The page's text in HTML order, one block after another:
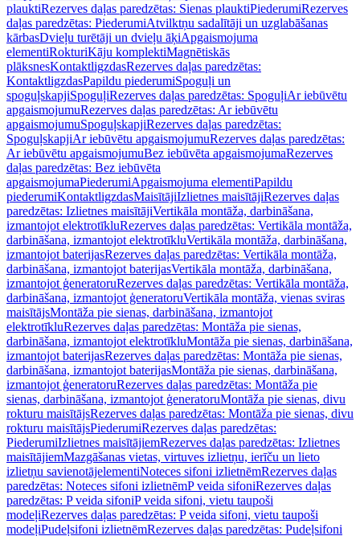
plauktiRezerves daļas paredzētas: Sienas plauktiPiederumiRezerves
daļas paredzētas: PiederumiAtvilktņu sadalītāji un uzglabāšanas
kārbasDvieļu turētāji un dvieļu āķiApgaismojuma
elementiRokturiKāju komplektiMagnētiskās
plāksnesKontaktligzdasRezerves daļas paredzētas:
KontaktligzdasPapildu piederumiSpoguļi un
spoguļskapjiSpoguļiRezerves daļas paredzētas: SpoguļiAr iebūvētu
apgaismojumuRezerves daļas paredzētas: Ar iebūvētu
apgaismojumuSpoguļskapjiRezerves daļas paredzētas:
SpoguļskapjiAr iebūvētu apgaismojumuRezerves daļas paredzētas:
Ar iebūvētu apgaismojumuBez iebūvēta apgaismojumaRezerves
daļas paredzētas: Bez iebūvēta
apgaismojumaPiederumiApgaismojuma elementiPapildu
piederumiKontaktligzdasMaisītājiIzlietnes maisītājiRezerves daļas
paredzētas: Izlietnes maisītājiVertikāla montāža, darbināšana,
izmantojot elektrotīkluRezerves daļas paredzētas: Vertikāla montāža,
darbināšana, izmantojot elektrotīkluVertikāla montāža, darbināšana,
izmantojot baterijasRezerves daļas paredzētas: Vertikāla montāža,
darbināšana, izmantojot baterijasVertikāla montāža, darbināšana,
izmantojot ģeneratoruRezerves daļas paredzētas: Vertikāla montāža,
darbināšana, izmantojot ģeneratoruVertikāla montāža, vienas sviras
maisītājsMontāža pie sienas, darbināšana, izmantojot
elektrotīkluRezerves daļas paredzētas: Montāža pie sienas,
darbināšana, izmantojot elektrotīkluMontāža pie sienas, darbināšana,
izmantojot baterijasRezerves daļas paredzētas: Montāža pie sienas,
darbināšana, izmantojot baterijasMontāža pie sienas, darbināšana,
izmantojot ģeneratoruRezerves daļas paredzētas: Montāža pie
sienas, darbināšana, izmantojot ģeneratoruMontāža pie sienas, divu
rokturu maisītājsRezerves daļas paredzētas: Montāža pie sienas, divu
rokturu maisītājsPiederumiRezerves daļas paredzētas:
PiederumiIzlietnes maisītājiemRezerves daļas paredzētas: Izlietnes
maisītājiemMazgāšanas vietas, virtuves izlietņu, ierīču un lieto
izlietņu savienotājelementiNoteces sifoni izlietnēmRezerves daļas
paredzētas: Noteces sifoni izlietnēmP veida sifoniRezerves daļas
paredzētas: P veida sifoniP veida sifoni, vietu taupoši
modeļiRezerves daļas paredzētas: P veida sifoni, vietu taupoši
modeļiPudeļsifoni izlietnēmRezerves daļas paredzētas: Pudeļsifoni